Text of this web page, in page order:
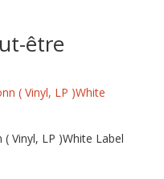
être
Vinyl, LP )White Label